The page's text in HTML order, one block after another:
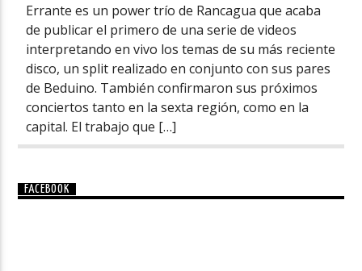
Errante es un power trío de Rancagua que acaba
de publicar el primero de una serie de videos
interpretando en vivo los temas de su más reciente
disco, un split realizado en conjunto con sus pares
de Beduino. También confirmaron sus próximos
conciertos tanto en la sexta región, como en la
capital. El trabajo que […]
FACEBOOK